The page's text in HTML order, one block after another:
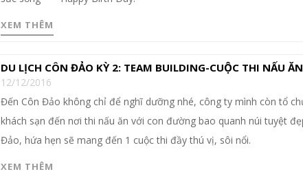
XEM THÊM
DU LỊCH CÔN ĐẢO KỲ 2: TEAM BUILDING-CUỘC THI NẤU
12/12/2016
Đến Côn Đảo không chỉ để nghĩ dưỡng nhé, công ty mình còn tổ
khách sạn đến nơi thi nấu ăn với con đường bao quanh núi tuyệt
Đảo, hứa hẹn sẽ mang đến 1 cuộc thi đầy thú vị, sôi nổi.
XEM THÊM